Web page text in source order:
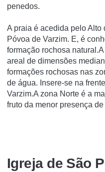
penedos.
A praia é acedida pelo Alto
Póvoa de Varzim. E, é
formação rochosa
areal de dimensões
formações rochosas nas
de água. Insere-se na
Varzim.A zona Norte é a
fruto da menor presença
Igreja de São